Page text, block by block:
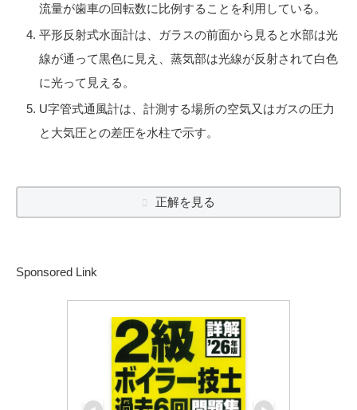
流量が歯車の回転数に比例することを利用している。
平形反射式水面計は、ガラスの前面から見ると水部は光
線が通って黒色に見え、蒸気部は光線が反射されて白色
に光って見える。
U字管式通風計は、計測する場所の空気又はガスの圧力
と大気圧との差圧を水柱で示す。
正解を見る
Sponsored Link